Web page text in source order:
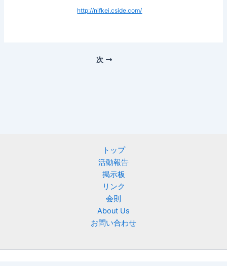
http://nifkei.cside.com/
次
トップ
活動報告
掲示板
リンク
会則
About Us
お問い合わせ